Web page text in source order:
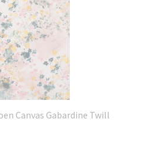
Canvas Gabardine Twill